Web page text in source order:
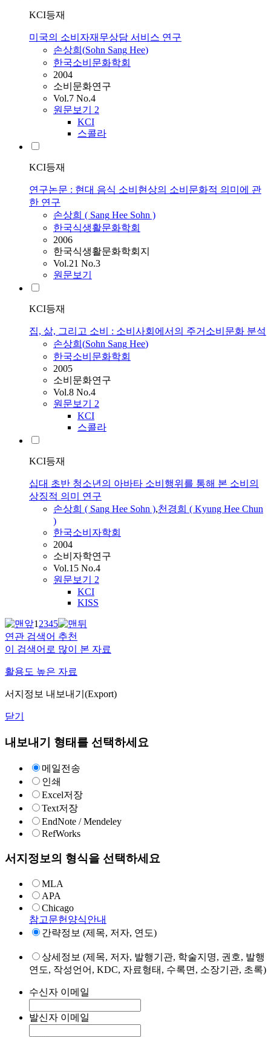
KCI등재
미국의 소비자재무상담 서비스 연구
손상희 (Sohn Sang Hee)
한국소비문화학회
2004
소비문화연구
Vol.7 No.4
원문보기 2
KCI
스콜라
KCI등재
연구논문 : 현대 음식 소비현상의 소비문화적 의미에 관
한 연구
손상희 ( Sang Hee Sohn )
한국식생활문화학회
2006
한국식생활문화학회지
Vol.21 No.3
원문보기
KCI등재
집, 삶, 그리고 소비 : 소비사회에서의 주거소비문화 분석
손상희 (Sohn Sang Hee)
한국소비문화학회
2005
소비문화연구
Vol.8 No.4
원문보기 2
KCI
스콜라
KCI등재
십대 초반 청소년의 아바타 소비행위를 통해 본 소비의
상징적 의미 연구
손상희 ( Sang Hee Sohn ),천경희 ( Kyung Hee Chun
)
한국소비자학회
2004
소비자학연구
Vol.15 No.4
원문보기 2
KCI
KISS
12345
연관 검색어 추천
이 검색어로 많이 본 자료
활용도 높은 자료
서지정보 내보내기(Export)
닫기
내보내기 형태를 선택하세요
메일전송
인쇄
Excel저장
Text저장
EndNote / Mendeley
RefWorks
서지정보의 형식을 선택하세요
MLA
APA
Chicago
참고문헌양식안내
간략정보 (제목, 저자, 연도)
상세정보 (제목, 저자, 발행기관, 학술지명, 권호, 발행
연도, 작성언어, KDC, 자료형태, 수록면, 소장기관, 초록)
수신자 이메일
발신자 이메일